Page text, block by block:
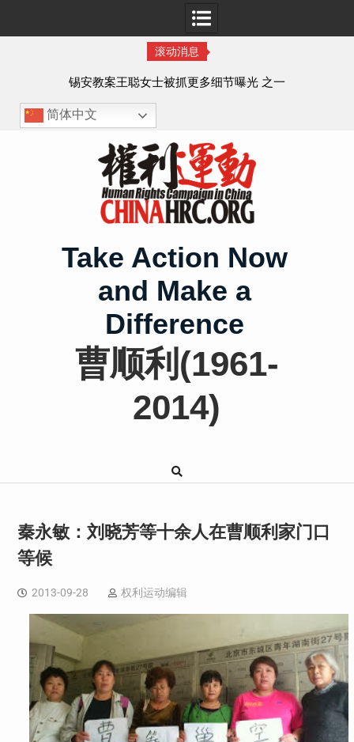
滚动消息
锡安教案王聪女士被抓更多细节曝光 之一
简体中文
Take Action Now
and Make a
Difference
曹顺利(1961-
2014)
秦永敏：刘晓芳等十余人在曹顺利家门口
等候
2013-09-28 权利运动编辑